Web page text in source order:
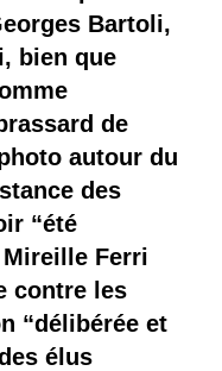
Bartoli,
bien que
de
autour du
des
“été
Ferri
contre les
“délibérée et
élus